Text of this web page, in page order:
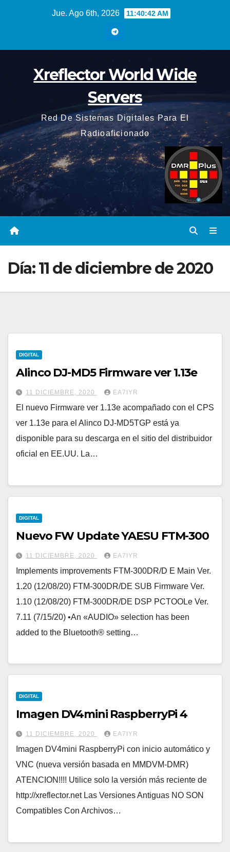
Jue. Ago 6th, 2026 11:40:42 AM
Xreflector World Wide
Servers
Red De Sistemas Digitales Para El
Radioaficionado
Día:11 de diciembre de 2020
DIGITAL
Alinco DJ-MD5 Firmware ver 1.13e
11 DICIEMBRE, 2020 EA7IYR
El nuevo Firmware ver 1.13e acompañado con el CPS
ver 1.13e para el Alinco DJ-MD5TGP está ya
disponible para su descarga en el sitio del distribuidor
oficial en EE.UU. La…
DIGITAL
Nuevo FW Update YAESU FTM-300
11 DICIEMBRE, 2020 EA7IYR
Implements improvements FTM-300DR/D E Main Ver.
1.20 (12/08/20) FTM-300DR/DE SUB Firmware Ver.
1.10 (12/08/20) FTM-300DR/DE DSP PCTOOLe Ver.
7.11 (7/15/20) •An «AUDIO» selection has been
added to the Bluetooth® setting…
DIGITAL
Imagen DV4mini RaspberryPi 4
11 DICIEMBRE, 2020 EA7IYR
Imagen DV4mini RaspberryPi con inicio automático y
VNC (nueva versión basada en MMDVM-DMR)
ATENCION!!!! Utilice solo la versión más reciente de
http://xreflector.net Las Versiones Antiguas NO SON
Compatibles Con Archivos…